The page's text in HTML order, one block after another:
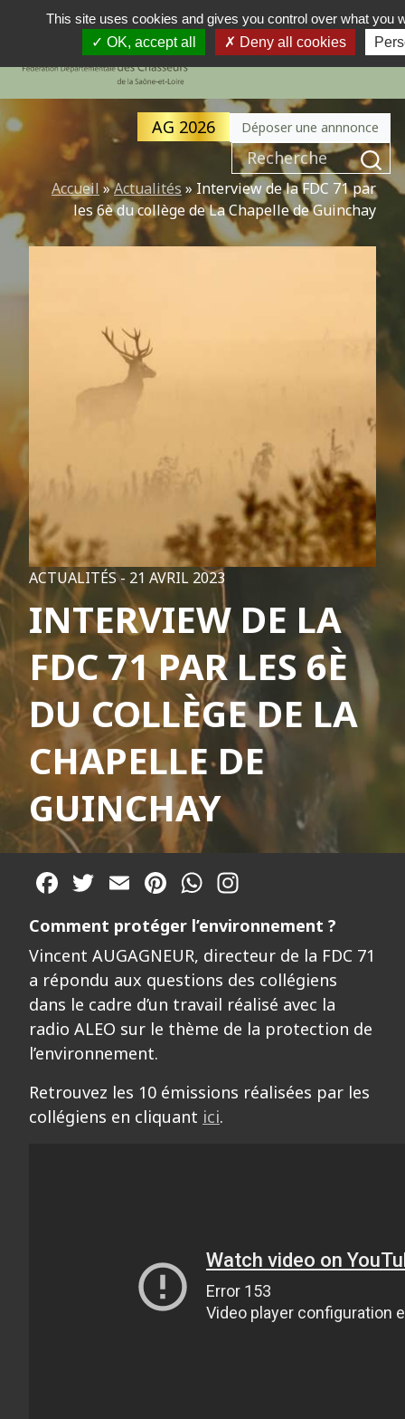
NAVIGATION PRINCIPALE
MENU
AG 2026 Déposer une annnonce
Recherche pour :
Accueil»Actualités » Interview de la FDC 71 par
les 6è du collège de La Chapelle de Guinchay
ACTUALITÉS - 21 AVRIL 2023
INTERVIEW DE LA
FDC 71 PAR LES 6È
DU COLLÈGE DE LA
CHAPELLE DE
GUINCHAY
Facebook
Twitter
EmailPinterest
WhatsApp
Comment protéger l’environnement ?
Vincent AUGAGNEUR, directeur de la FDC 71
a répondu aux questions des collégiens
dans le cadre d’un travail réalisé avec la
radio ALEO sur le thème de la protection de
l’environnement.
Retrouvez les 10 émissions réalisées par les
collégiens en cliquant ici.
This site uses cookies and gives you control over what you
OK, accept all
Deny all cookies